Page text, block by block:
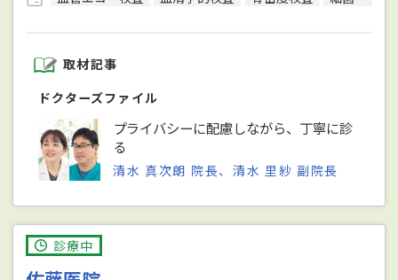
取材記事
ドクターズファイル
プライバシーに配慮しながら、丁寧に診
る
清水 真次朗 院長、清水 里紗 副院長
診療中